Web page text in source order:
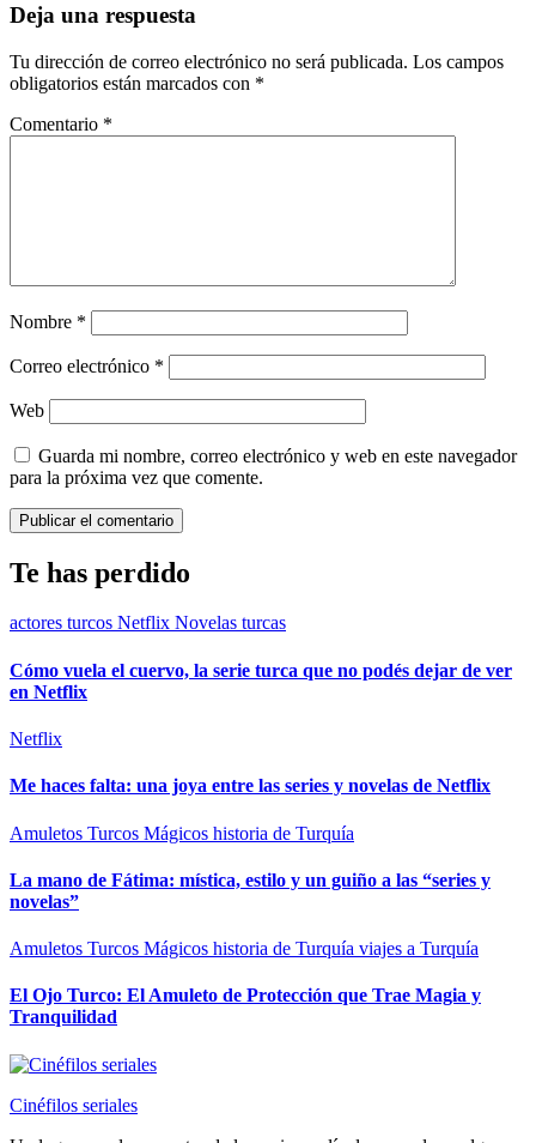
Deja una respuesta
Tu dirección de correo electrónico no será publicada. Los campos
obligatorios están marcados con *
Comentario *
Nombre *
Correo electrónico *
Web
Guarda mi nombre, correo electrónico y web en este navegador
para la próxima vez que comente.
Te has perdido
actores turcos Netflix Novelas turcas
Cómo vuela el cuervo, la serie turca que no podés dejar de ver
en Netflix
Netflix
Me haces falta: una joya entre las series y novelas de Netflix
Amuletos Turcos Mágicos historia de Turquía
La mano de Fátima: mística, estilo y un guiño a las “series y
novelas”
Amuletos Turcos Mágicos historia de Turquía viajes a Turquía
El Ojo Turco: El Amuleto de Protección que Trae Magia y
Tranquilidad
Cinéfilos seriales